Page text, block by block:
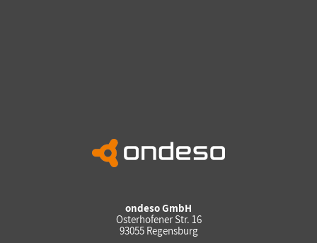
ondeso GmbH
Osterhofener Str. 16
93055 Regensburg